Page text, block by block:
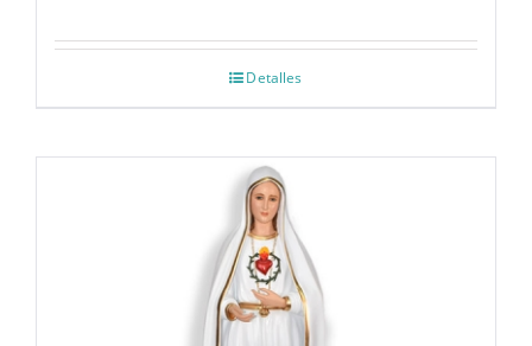
Detalles